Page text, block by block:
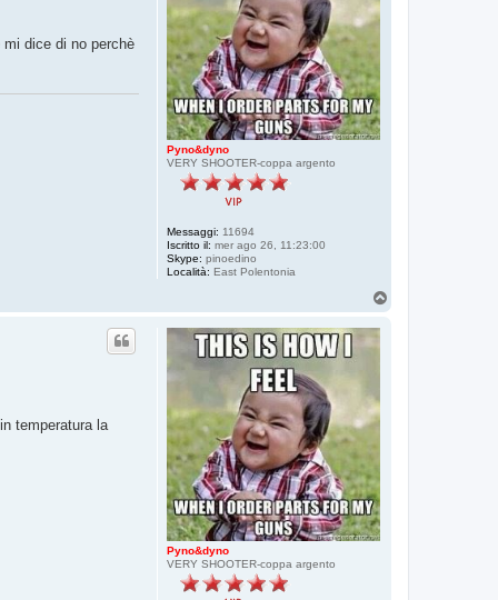
Pyno&dyno
VERY SHOOTER-coppa argento
Messaggi: 11694
Iscritto il: mer ago 26, 11:23:00
Skype: pinoedino
Località: East Polentonia
dice di no perchè
Pyno&dyno
VERY SHOOTER-coppa argento
temperatura la